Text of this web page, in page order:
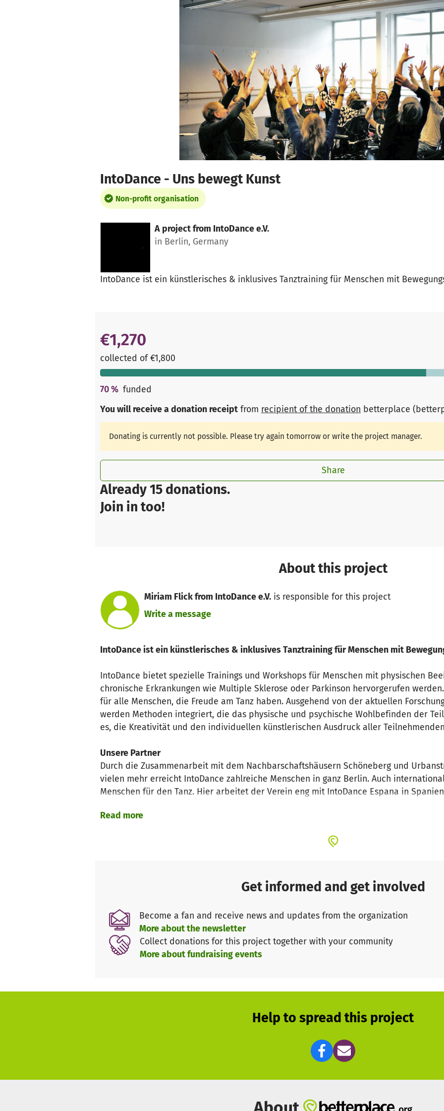
IntoDance - Uns bewegt Kunst
Non-profit organisation
A project from IntoDance e.V.
in Berlin, Germany
IntoDance ist ein künstlerisches & inklusives Tanztraining für Menschen mit
Already 15 donations.
Join in too!
€1,270
collected of €1,800
70% funded
You will receive a donation receipt from recipient of the donation betterplace
Donating is currently not possible. Please try again tomorrow or write the project manager.
Share
About this project
Miriam Flick from IntoDance e.V.is responsible for this project
Write a message
IntoDance ist ein künstlerisches & inklusives Tanztraining für Menschen mit
IntoDance bietet spezielle Trainings und Workshops für Menschen mit physischen
chronische Erkrankungen wie Multiple Sklerose oder Parkinson hervorgerufen
für alle Menschen, die Freude am Tanz haben. Ausgehend von der aktuellen
werden Methoden integriert, die das physische und psychische Wohlbefinden der
es, die Kreativität und den individuellen künstlerischen Ausdruck aller
Unsere Partner
Durch die Zusammenarbeit mit dem Nachbarschaftshäusern Schöneberg und
vielen mehr erreicht IntoDance zahlreiche Menschen in ganz Berlin. Auch
Menschen für den Tanz. Hier arbeitet der Verein eng mit IntoDance Espana in
Durch die Zusammenarbeit mit kulturellen Einrichtungen will IntoDance eine Brücke
künstlerische Entwicklung der Teilnehmer*innen hatte.
Mehr Infos unter www.intodance.art
Unterstützt IntoDance! Wenn ihr wie wir glaubt, dass Tanz die das Leben vieler
dann unterstützt das Projekt mit einer Spende.
Read more
Get informed and get involved
Become a fan and receive news and updates from the organization
More about the newsletter
Collect donations for this project together with your community
More about fundraising events
Help to spread this project